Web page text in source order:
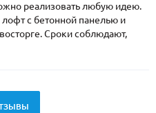
реализовать любую идею.
лофт с бетонной панелью и
Сроки соблюдают,